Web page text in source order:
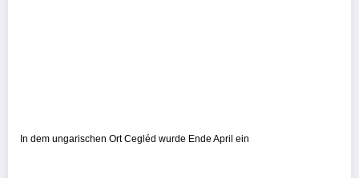
In dem ungarischen Ort Cegléd wurde Ende April ein